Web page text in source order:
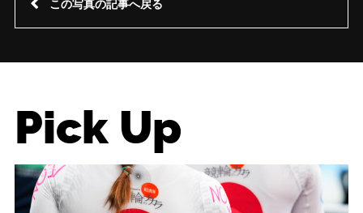
この写真の記事へ戻る
Pick Up